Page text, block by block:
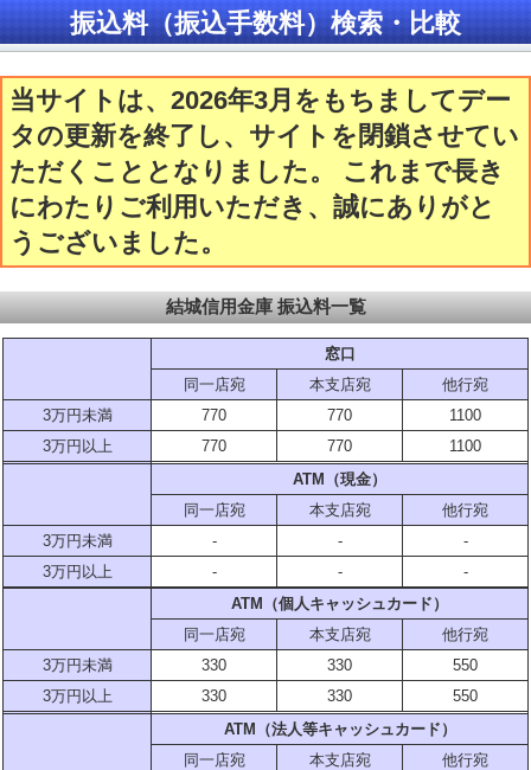
振込料（振込手数料）検索・比較
当サイトは、2026年3月をもちましてデー
タの更新を終了し、サイトを閉鎖させてい
ただくこととなりました。 これまで長き
にわたりご利用いただき、誠にありがと
うございました。
結城信用金庫 振込料一覧
窓口
同一店宛
本支店宛
他行宛
3万円未満
770 770
1100
3万円以上
770 770
1100
ATM（現金）
同一店宛
本支店宛
他行宛
3万円未満
- -
-
3万円以上
- -
-
ATM（個人キャッシュカード）
同一店宛
本支店宛
他行宛
3万円未満
330 330
550
3万円以上
330 330
550
ATM（法人等キャッシュカード）
同一店宛
本支店宛
他行宛